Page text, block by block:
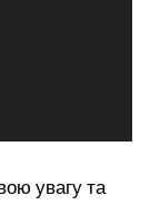
увагу та